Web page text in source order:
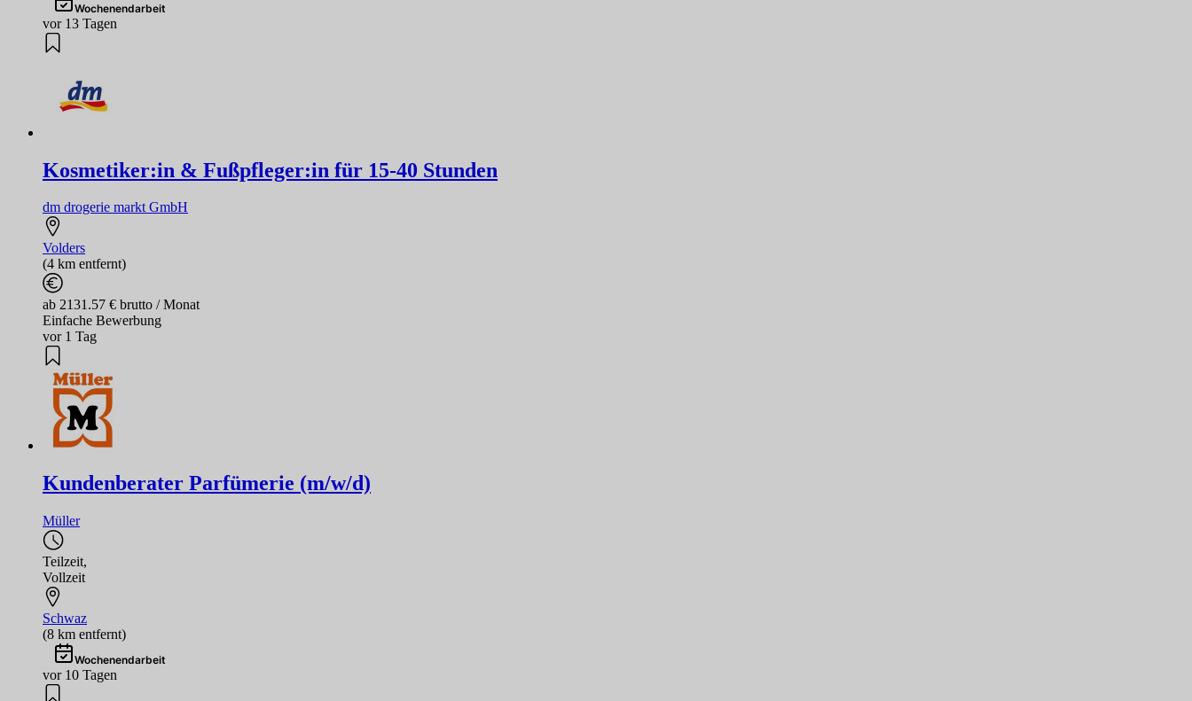
Wochenendarbeit
vor 13 Tagen
Kosmetiker:in & Fußpfleger:in für 15-40 Stunden
dm drogerie markt GmbH
Volders
(4 km entfernt)
ab 2131.57 € brutto / Monat
Einfache Bewerbung
vor 1 Tag
Kundenberater Parfümerie (m/w/d)
Müller
Teilzeit,
Vollzeit
Schwaz
(8 km entfernt)
Wochenendarbeit
vor 10 Tagen